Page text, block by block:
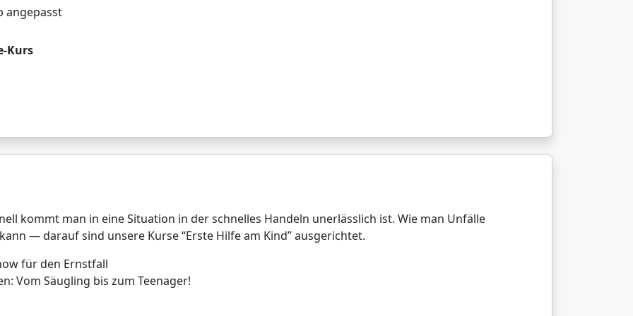
angepasst
Kurs
kommt man in eine Situation in der schnelles Handeln unerlässlich ist. Wie man Unfälle
— darauf sind unsere Kurse “Erste Hilfe am Kind” ausgerichtet.
für den Ernstfall
Vom Säugling bis zum Teenager!